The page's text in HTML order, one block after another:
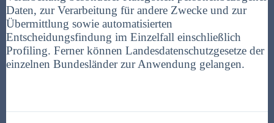
Daten, zur Verarbeitung für andere Zwecke und zur
Übermittlung sowie automatisierten
Entscheidungsfindung im Einzelfall einschließlich
Profiling. Ferner können Landesdatenschutzgesetze der
einzelnen Bundesländer zur Anwendung gelangen.